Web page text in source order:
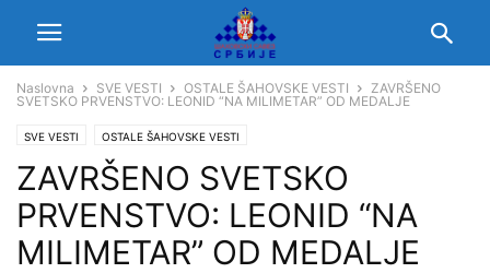
Naslovna SVE VESTI OSTALE ŠAHOVSKE VESTI
ZAVRŠENO
SVETSKO PRVENSTVO: LEONID “NA MILIMETAR” OD MEDALJE
SVE VESTI OSTALE ŠAHOVSKE VESTI
ZAVRŠENO SVETSKO
PRVENSTVO: LEONID “NA
MILIMETAR” OD MEDALJE